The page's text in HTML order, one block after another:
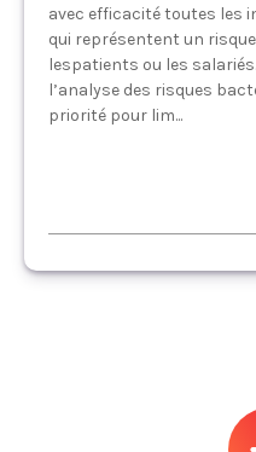
avec efficacité toutes les
qui représentent un
lespatients ou les
l’analyse des risques
priorité pour lim...